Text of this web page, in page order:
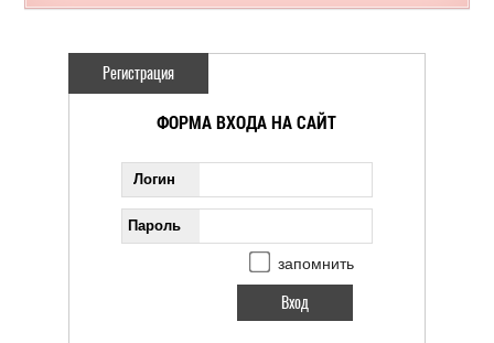
Регистрация
ФОРМА ВХОДА НА САЙТ
Логин
Пароль
запомнить